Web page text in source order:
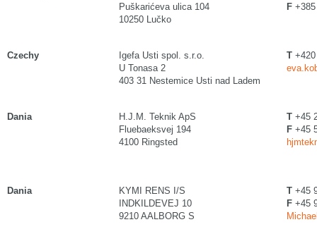
Puškarićeva ulica 104
10250 Lučko
F
Czechy
Igefa Usti spol. s.r.o.
U Tonasa 2
403 31 Nestemice Usti nad Ladem
T
Dania
H.J.M. Teknik ApS
Fluebaeksvej 194
4100 Ringsted
T +45
F +45
Dania
KYMI RENS I/S
INDKILDEVEJ 10
9210 AALBORG S
T +45
F +45